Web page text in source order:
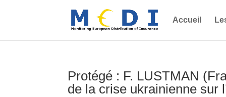
Accueil
Protégé : F. LUSTMAN
de la crise ukrainienne sur